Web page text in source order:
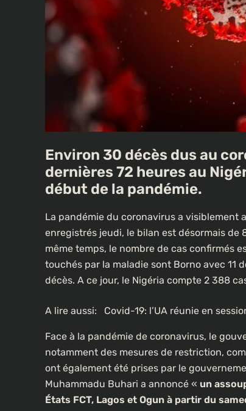
Environ 30 décès dus au
dernières 72 heures au
début de la pandémie.
La pandémie du coronavirus a visiblement
enregistrés jeudi, le bilan est désormais de
même temps, le nombre de cas confirmés
touchés par la maladie sont Borno avec 11
décès. A ce jour, le Nigéria compte 2 388
A lire aussi: Covid-19: l’UA réunie en
Face à la pandémie de coronavirus, le
notamment des mesures de restriction,
ont également été prises par le
Muhammadu Buhari a annoncé « un
États FCT, Lagos et Ogun à partir du